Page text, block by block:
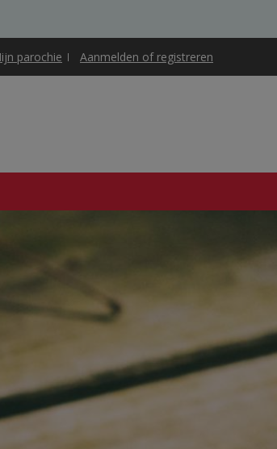
parochie Aanmelden of registreren